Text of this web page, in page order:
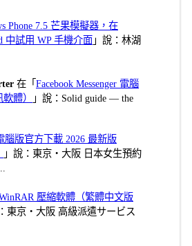
Phone 7.5 芒果模擬器，在
中試用 WP 手機介面 」說：林湖
在「Facebook Messenger 電腦
體）
」說：Solid guide — the
腦版官方下載 2026 最新版
」說：東京・大阪 日本女生預約
壓縮軟體（繁體中文版
東京・大阪 高級派遣サービス